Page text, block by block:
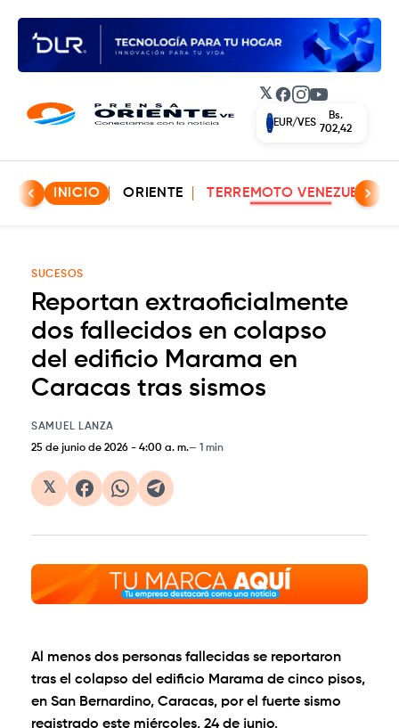
𝕏 Facebook
Instagram
YouTube
EUR/VES
Bs.
702,42
INICIO ORIENTE TERREMOTO VENEZUELA
SUCESOS
Reportan extraoficialmente
dos fallecidos en colapso
del edificio Marama en
Caracas tras sismos
SAMUEL LANZA
25 de junio de 2026 - 4:00 a. m. 1 min
𝕏
Al menos dos personas fallecidas se reportaron
tras el colapso del edificio Marama de cinco pisos,
en San Bernardino, Caracas, por el fuerte sismo
registrado este miércoles, 24 de junio.